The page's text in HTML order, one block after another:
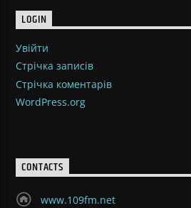
LOGIN
Увійти
Стрічка записів
Стрічка коментарів
WordPress.org
CONTACTS
www.109fm.net